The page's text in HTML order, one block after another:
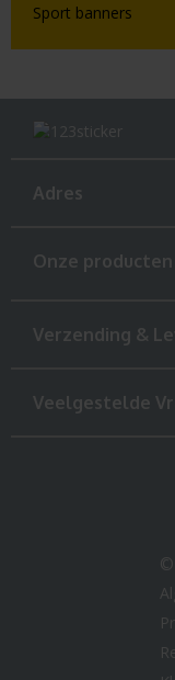
Sport banners
Adres
Onze producten
Verzending &
Veelgestelde
©